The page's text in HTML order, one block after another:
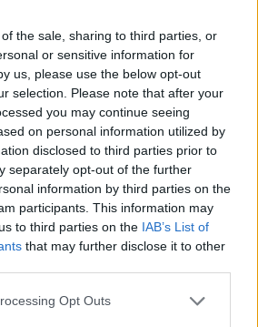
the sale, sharing to third parties, or
or sensitive information for
us, please use the below opt-out
selection. Please note that after your
you may continue seeing
on personal information utilized by
disclosed to third parties prior to
separately opt-out of the further
information by third parties on the
participants. This information may
to third parties on the IAB’s List of
that may further disclose it to other
Opt Outs
opieką lekarską.
ważnej wiadomości i
w Google News!
Polska Andrzej Poczobut